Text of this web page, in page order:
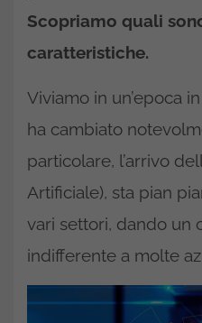
Scopriamo quali
caratteristiche.
Viviamo in un’epoca
ha cambiato
particolare, l’arrivo
Artificiale), sta pian
vari settori, dando un
indifferente a molte